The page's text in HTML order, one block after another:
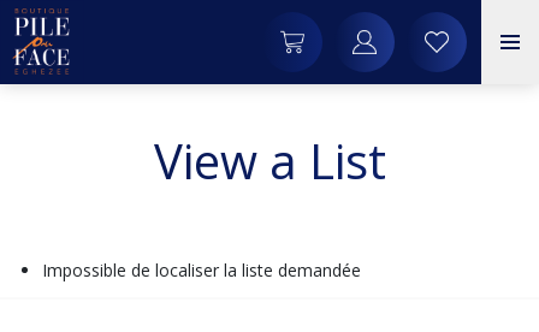
View a List
Impossible de localiser la liste demandée